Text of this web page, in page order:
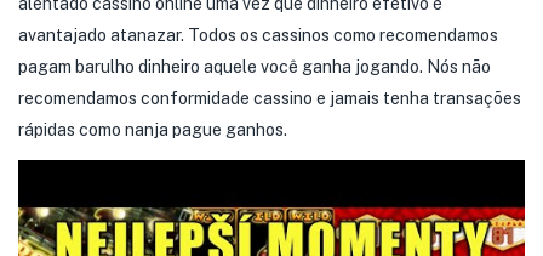
avantajado atanazar. Todos os cassinos como recomendamos
pagam barulho dinheiro aquele você ganha jogando. Nós não
recomendamos conformidade cassino e jamais tenha transações
rápidas como nanja pague ganhos.